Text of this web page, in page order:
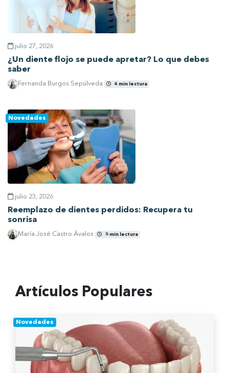
julio 27, 2026
¿Un diente flojo se puede apretar? Lo que debes
saber
Fernanda Burgos Sepúlveda 4 min lectura
Novedades
julio 23, 2026
Reemplazo de dientes perdidos: Recupera tu
sonrisa
María José Castro Ávalos 5 min lectura
Artículos Populares
Novedades